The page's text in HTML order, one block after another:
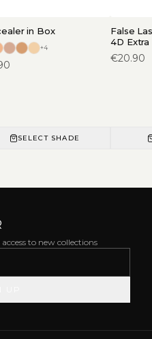
in Box
+4
SELECT SHADE
False
4D
€20.90
to new collections